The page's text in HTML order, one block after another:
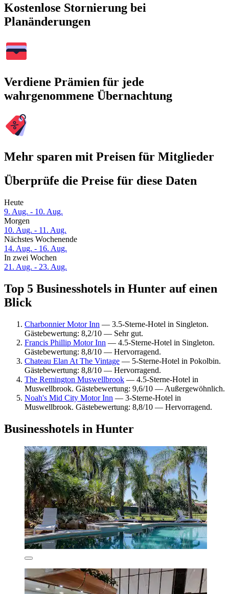
Kostenlose Stornierung bei
Planänderungen
Verdiene Prämien für jede
wahrgenommene Übernachtung
Mehr sparen mit Preisen für Mitglieder
Überprüfe die Preise für diese Daten
Heute
9. Aug. - 10. Aug.
Morgen
10. Aug. - 11. Aug.
Nächstes Wochenende
14. Aug. - 16. Aug.
In zwei Wochen
21. Aug. - 23. Aug.
Top 5 Businesshotels in Hunter auf einen
Blick
Charbonnier Motor Inn — 3.5-Sterne-Hotel in Singleton.
Gästebewertung: 8,2/10 — Sehr gut.
Francis Phillip Motor Inn — 4.5-Sterne-Hotel in Singleton.
Gästebewertung: 8,8/10 — Hervorragend.
Chateau Elan At The Vintage — 5-Sterne-Hotel in Pokolbin.
Gästebewertung: 8,8/10 — Hervorragend.
The Remington Muswellbrook — 4.5-Sterne-Hotel in
Muswellbrook. Gästebewertung: 9,6/10 — Außergewöhnlich.
Noah's Mid City Motor Inn — 3-Sterne-Hotel in
Muswellbrook. Gästebewertung: 8,8/10 — Hervorragend.
Businesshotels in Hunter